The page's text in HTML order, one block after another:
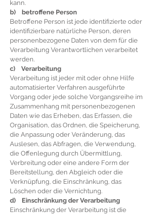
kann.
b) betroffene Person
Betroffene Person ist jede identifizierte oder
identifizierbare natürliche Person, deren
personenbezogene Daten von dem für die
Verarbeitung Verantwortlichen verarbeitet
werden.
c) Verarbeitung
Verarbeitung ist jeder mit oder ohne Hilfe
automatisierter Verfahren ausgeführte
Vorgang oder jede solche Vorgangsreihe im
Zusammenhang mit personenbezogenen
Daten wie das Erheben, das Erfassen, die
Organisation, das Ordnen, die Speicherung,
die Anpassung oder Veränderung, das
Auslesen, das Abfragen, die Verwendung,
die Offenlegung durch Übermittlung,
Verbreitung oder eine andere Form der
Bereitstellung, den Abgleich oder die
Verknüpfung, die Einschränkung, das
Löschen oder die Vernichtung.
d) Einschränkung der Verarbeitung
Einschränkung der Verarbeitung ist die